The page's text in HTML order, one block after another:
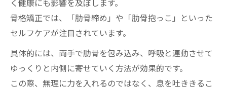
筋肉ではなく骨格に着目した矯正の安全性
を解説
無理やり締めるのは逆効果となる理由を伝
授
理学療法士が教える正しい肋骨矯正のアプ
く健康にも影響を及ぼします。
骨格矯正では、「肋骨締め」や「肋骨抱っこ」といった
セルフケアが注目されています。
具体的には、両手で肋骨を包み込み、呼吸と連動させて
ゆっくりと内側に寄せていく方法が効果的です。
この際、無理に力を入れるのではなく、息を吐ききるこ